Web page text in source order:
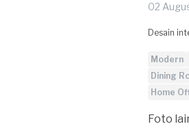
02
Desain
Modern
Dining
Home
Foto